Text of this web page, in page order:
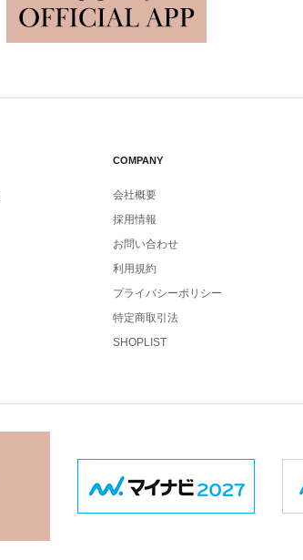
COMPANY
会社概要
採用情報
お問い合わせ
利用規約
プライバシーポリシー
特定商取引法
SHOPLIST